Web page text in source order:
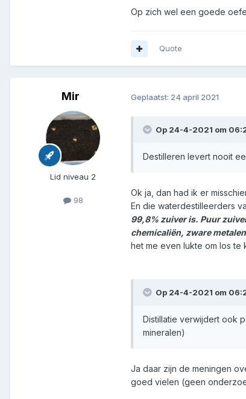
Op zich wel een goede
Quote
Mir
Lid niveau 2
98
Geplaatst: 24 april 2021
Op 24-4-2021 om
Destilleren levert nooit
Ok ja, dan had ik er
En die waterdestilleerders
99,8% zuiver is. Puur
chemicaliën, zware
het me even lukte om los te
Op 24-4-2021 om
Distillatie verwijdert ook
mineralen)
Ja daar zijn de meningen
goed vielen (geen